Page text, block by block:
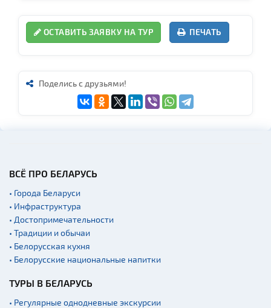
ОСТАВИТЬ ЗАЯВКУ НА ТУР ПЕЧАТЬ
Поделись с друзьями!
ВСЁ ПРО БЕЛАРУСЬ
• Города Беларуси
• Инфраструктура
• Достопримечательности
• Традиции и обычаи
• Белорусская кухня
• Белорусские национальные напитки
ТУРЫ В БЕЛАРУСЬ
• Регулярные однодневные экскурсии